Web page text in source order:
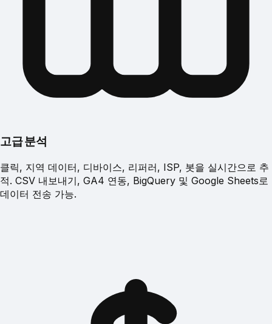
고급 분석
클릭, 지역 데이터, 디바이스, 리퍼러, ISP, 봇을 실시간으로 추
적. CSV 내보내기, GA4 연동, BigQuery 및 Google Sheets로
데이터 전송 가능.